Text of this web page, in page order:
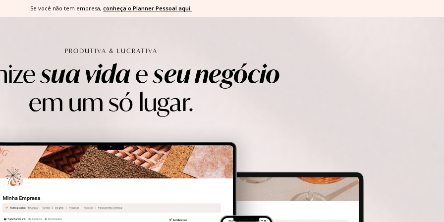
Se você não tem empresa, conheça o Planner Pessoal aqui.
PRODUTIVA & LUCRATIVA
sua vidaeseu negócio
em um só lugar.